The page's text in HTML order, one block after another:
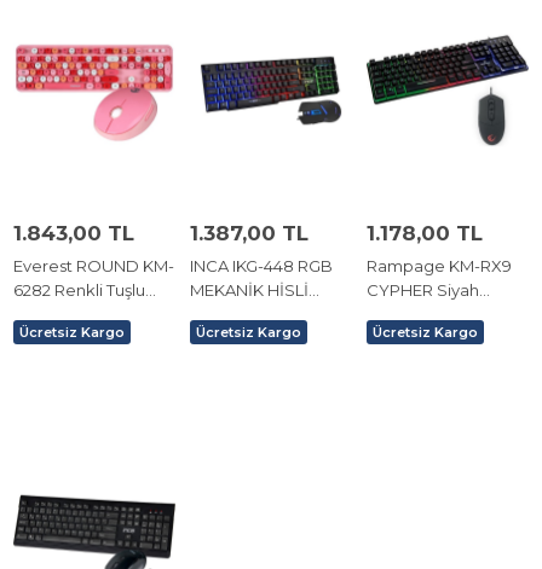
1.843,00 TL
Everest ROUND KM-
6282 Renkli Tuşlu
Multimedia Klavye +
Ücretsiz Kargo
1.387,00 TL
INCA IKG-448 RGB
MEKANİK HİSLİ
MOUSE
Ücretsiz Kargo
1.178,00 TL
Rampage KM-RX9
CYPHER Siyah
Aydınlatmalı Oyuncu
Ücretsiz Kargo